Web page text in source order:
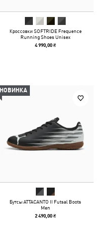
Кроссовки SOFTRIDE Frequence
Running Shoes Unisex
4 990,00 ₴
НОВИНКА
Бутсы ATTACANTO II Futsal Boots
Men
2 490,00 ₴